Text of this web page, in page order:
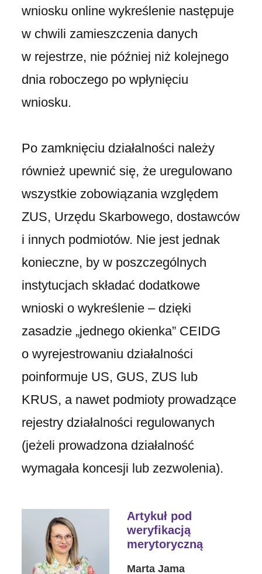
wniosku online wykreślenie następuje
w chwili zamieszczenia danych
w rejestrze, nie później niż kolejnego
dnia roboczego po wpłynięciu
wniosku.
Po zamknięciu działalności należy
również upewnić się, że uregulowano
wszystkie zobowiązania względem
ZUS, Urzędu Skarbowego, dostawców
i innych podmiotów. Nie jest jednak
konieczne, by w poszczególnych
instytucjach składać dodatkowe
wnioski o wykreślenie – dzięki
zasadzie „jednego okienka” CEIDG
o wyrejestrowaniu działalności
poinformuje US, GUS, ZUS lub
KRUS, a nawet podmioty prowadzące
rejestry działalności regulowanych
(jeżeli prowadzona działalność
wymagała koncesji lub zezwolenia).
Artykuł pod
weryfikacją
merytoryczną
Marta Jama